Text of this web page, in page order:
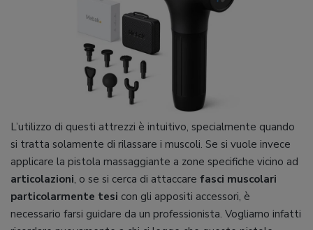
L’utilizzo di questi attrezzi è intuitivo, specialmente quando
si tratta solamente di rilassare i muscoli. Se si vuole invece
applicare la pistola massaggiante a zone specifiche vicino ad
articolazioni, o se si cerca di attaccare fasci muscolari
particolarmente tesi con gli appositi accessori, è
necessario farsi guidare da un professionista. Vogliamo infatti